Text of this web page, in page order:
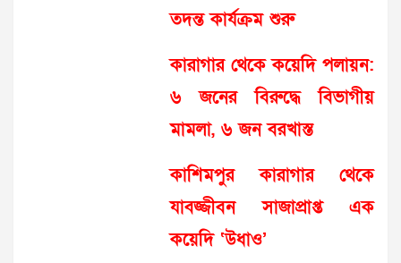
তদন্ত কার্যক্রম শুরু
কারাগার থেকে কয়েদি পলায়ন:
৬ জনের বিরুদ্ধে বিভাগীয়
মামলা, ৬ জন বরখাস্ত
কাশিমপুর কারাগার থেকে
যাবজ্জীবন সাজাপ্রাপ্ত এক
কয়েদি ‘উধাও’